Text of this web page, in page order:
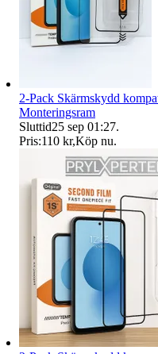
2-Pack Skärmskydd
Monteringsram
Sluttid25 sep 01:27.
Pris:110 kr,Köp nu.